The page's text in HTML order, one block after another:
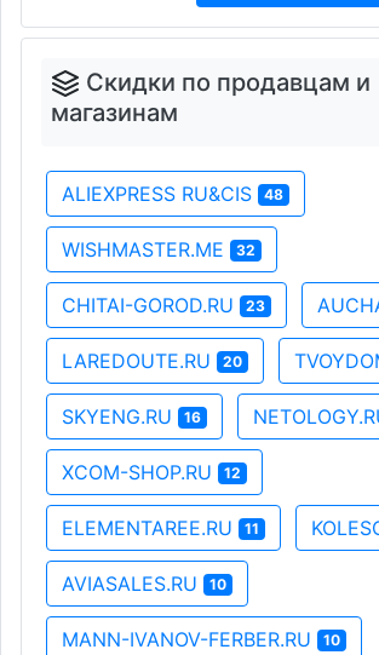
Скидки по продавцам и
магазинам
ALIEXPRESS RU&CIS 48
WISHMASTER.ME 32
CHITAI-GOROD.RU 23
LAREDOUTE.RU 20
SKYENG.RU 16
XCOM-SHOP.RU 12
ELEMENTAREE.RU 11
AVIASALES.RU 10
MANN-IVANOV-FERBER.RU 10